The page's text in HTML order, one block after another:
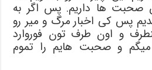
صحبت ها داریم. پس اگر به
پس کی اخبار مرگ و میر رو
و اون طرف تون فوروارد
و صحبت هایم را تموم